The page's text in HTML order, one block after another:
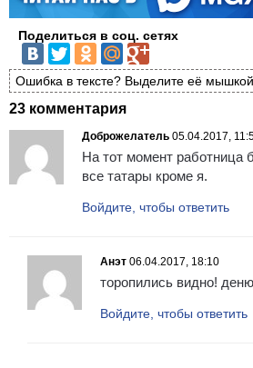
Поделиться в соц. сетях
Ошибка в тексте? Выделите её
23 комментария
Доброжелатель 05.04.2017,
На тот момент работница
все татары кроме я.
Войдите, чтобы ответить
Анэт 06.04.2017, 18:10
торопились видно!
Войдите, чтобы ответить